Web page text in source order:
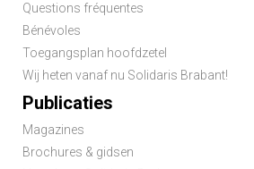
Questions fréquentes
Bénévoles
Toegangsplan hoofdzetel
Wij heten vanaf nu Solidaris Brabant!
Publicaties
Magazines
Brochures & gidsen